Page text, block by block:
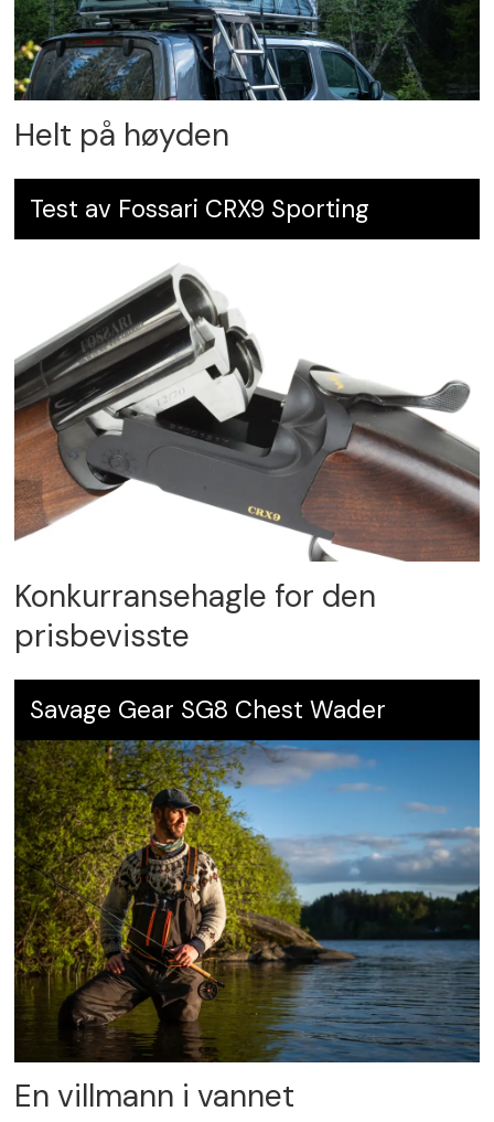
Helt på høyden
Test av Fossari CRX9 Sporting
Konkurransehagle for den
prisbevisste
Savage Gear SG8 Chest Wader
En villmann i vannet